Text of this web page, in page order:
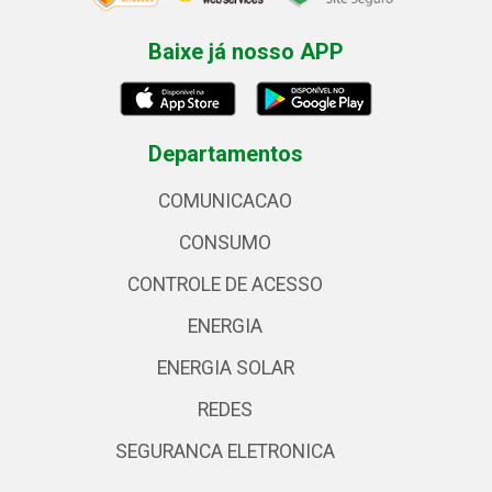
Baixe já nosso APP
Departamentos
COMUNICACAO
CONSUMO
CONTROLE DE ACESSO
ENERGIA
ENERGIA SOLAR
REDES
SEGURANCA ELETRONICA